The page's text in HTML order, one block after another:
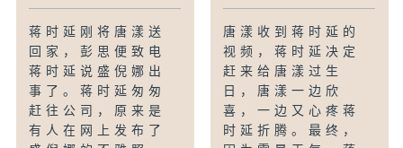
蒋时延刚将唐漾送
回家，彭思便致电
蒋时延说盛倪娜出
事了。蒋时延匆匆
赶往公司，原来是
有人在网上发布了
唐漾收到蒋时延的
视频，蒋时延决定
赶来给唐漾过生
日，唐漾一边欣
喜，一边又心疼蒋
时延折腾。最终，